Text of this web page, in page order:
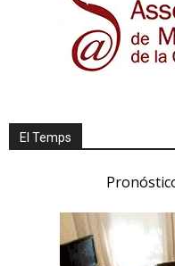
El Temps